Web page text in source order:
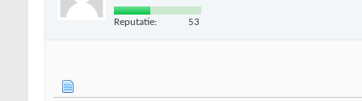
Reputatie: 53